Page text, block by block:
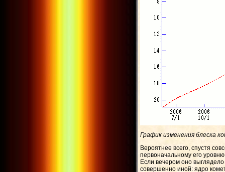
График изменения блеска
Вероятнее всего, спустя
первоначальному его
Если вечером оно
совершенно иной: ядро